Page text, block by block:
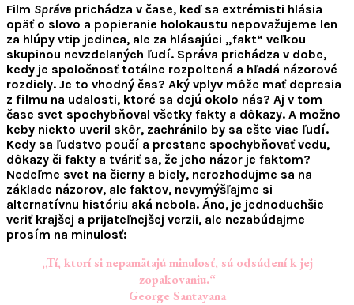
Film Správa prichádza v čase, keď sa extrémisti hlásia
opäť o slovo a popieranie holokaustu nepovažujeme len
za hlúpy vtip jedinca, ale za hlásajúci „fakt“ veľkou
skupinou nevzdelaných ľudí. Správa prichádza v dobe,
kedy je spoločnosť totálne rozpoltená a hľadá názorové
rozdiely. Je to vhodný čas? Aký vplyv môže mať depresia
z filmu na udalosti, ktoré sa dejú okolo nás? Aj v tom
čase svet spochybňoval všetky fakty a dôkazy. A možno
keby niekto uveril skôr, zachránilo by sa ešte viac ľudí.
Kedy sa ľudstvo poučí a prestane spochybňovať vedu,
dôkazy či fakty a tváriť sa, že jeho názor je faktom?
Nedeľme svet na čierny a biely, nerozhodujme sa na
základe názorov, ale faktov, nevymýšľajme si
alternatívnu históriu aká nebola. Áno, je jednoduchšie
veriť krajšej a prijateľnejšej verzii, ale nezabúdajme
prosím na minulosť:
„Tí, ktorí si nepamätajú minulosť, sú odsúdení k jej
zopakovaniu.“
George Santayana